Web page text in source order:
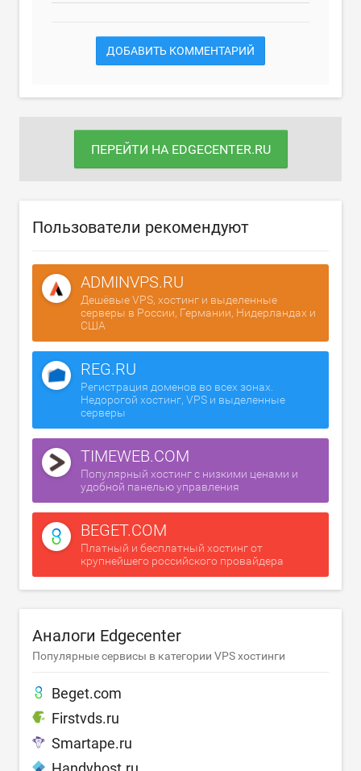
ДОБАВИТЬ КОММЕНТАРИЙ
ПЕРЕЙТИ НА EDGECENTER.RU
Пользователи рекомендуют
ADMINVPS.RU
Дешёвые VPS, хостинг и выделенные
серверы в России, Германии, Нидерландах и
США
REG.RU
Регистрация доменов во всех зонах.
Недорогой хостинг, VPS и выделенные
серверы
TIMEWEB.COM
Популярный хостинг с низкими ценами и
удобной панелью управления
BEGET.COM
Платный и бесплатный хостинг от
крупнейшего российского провайдера
Аналоги Edgecenter
Популярные сервисы в категории VPS хостинги
Beget.com
Firstvds.ru
Smartape.ru